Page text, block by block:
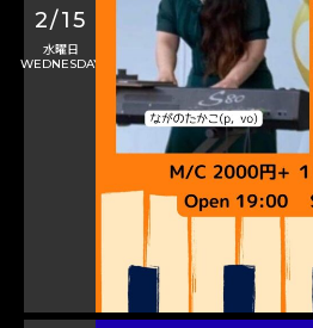
2/15
水曜日
WEDNESDAY